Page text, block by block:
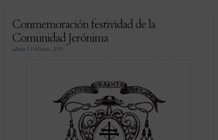
Conmemoración festividad de la
Comunidad Jerónima
admin | 4 febrero, 2019